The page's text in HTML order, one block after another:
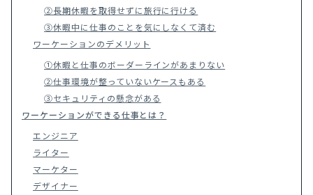
②長期休暇を取得せずに旅行に行ける
③休暇中に仕事のことを気にしなくて済む
ワーケーションのデメリット
①休暇と仕事のボーダーラインがあまりない
②仕事環境が整っていないケースもある
③セキュリティの懸念がある
ワーケーションができる仕事とは？
エンジニア
ライター
マーケター
デザイナー